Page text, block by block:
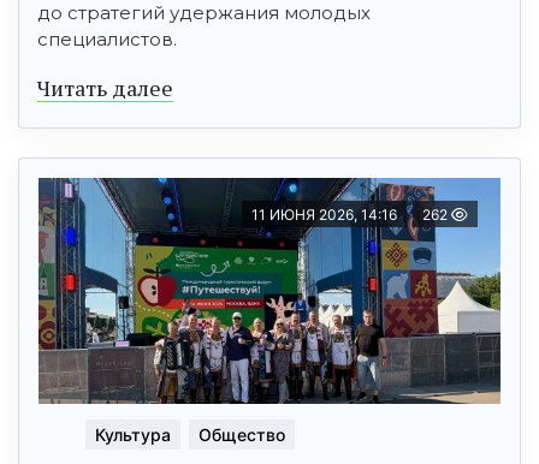
до стратегий удержания молодых
специалистов.
Читать далее
11 ИЮНЯ 2026, 14:16 262
Культура Общество